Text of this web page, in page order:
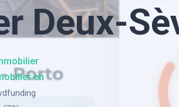
Deux-
en